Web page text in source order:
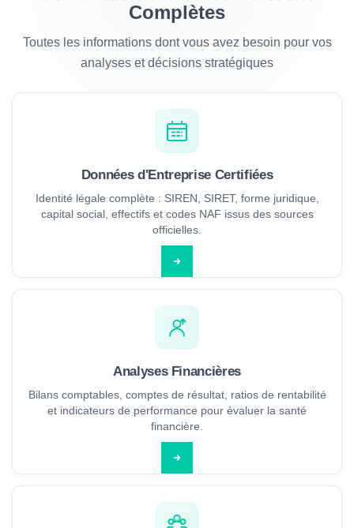
Complètes
Toutes les informations dont vous avez besoin pour vos
analyses et décisions stratégiques
Données d'Entreprise Certifiées
Identité légale complète : SIREN, SIRET, forme juridique,
capital social, effectifs et codes NAF issus des sources
officielles.
Analyses Financières
Bilans comptables, comptes de résultat, ratios de rentabilité
et indicateurs de performance pour évaluer la santé
financière.